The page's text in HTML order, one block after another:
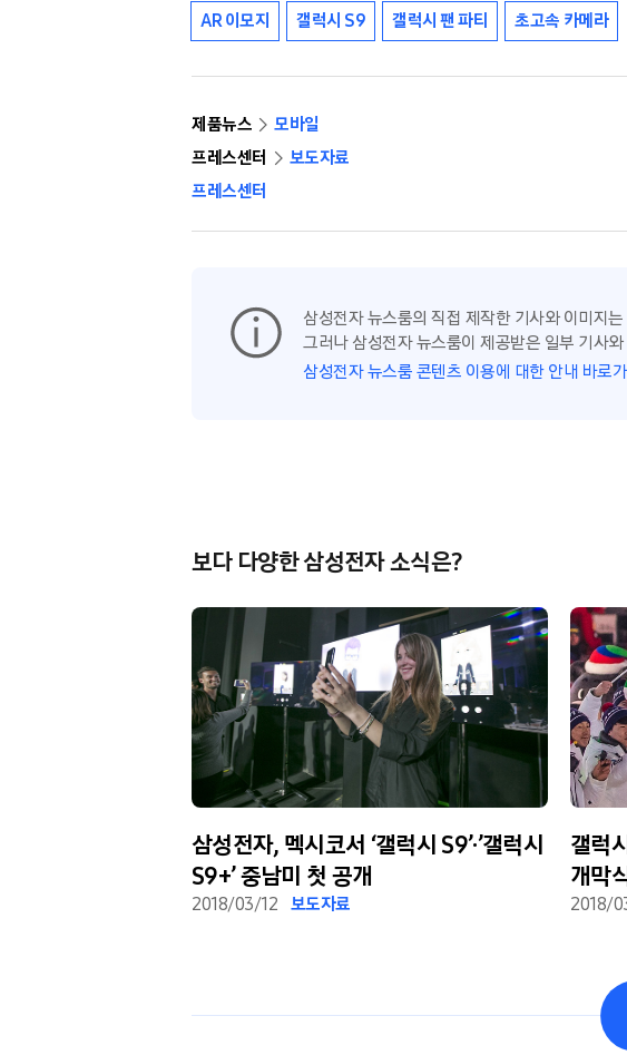
AR 이모지 갤럭시 S9 갤럭시 팬 파티 초고속 카메라
제품뉴스
모바일
프레스센터
보도자료
프레스센터
삼성전자 뉴스룸의 직접 제작한 기사와 이미지
그러나 삼성전자 뉴스룸이 제공받은 일부 기사
삼성전자 뉴스룸 콘텐츠 이용에 대한 안내 바로
보다 다양한 삼성전자 소식은?
삼성전자, 멕시코서 ‘갤럭시 S9’·’갤럭시
S9+’ 중남미 첫 공개
2018/03/12 보도자료
갤럭
개막
2018/